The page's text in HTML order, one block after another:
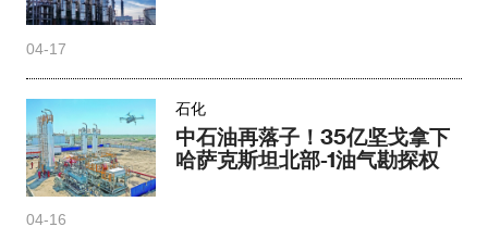
04-17
石化
中石油再落子！35亿坚戈拿下
哈萨克斯坦北部-1油气勘探权
04-16